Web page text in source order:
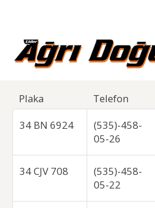
Plaka Telefon
34 BN 6924
(535)-458-
05-26
34 CJV 708
(535)-458-
05-22